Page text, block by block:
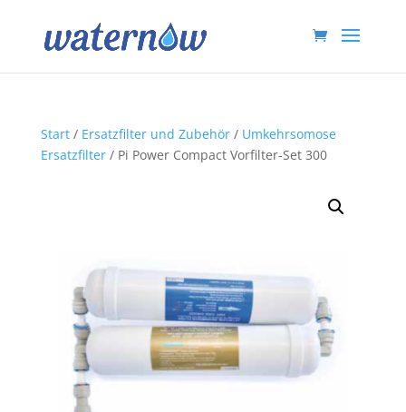
Start/ Ersatzfilter und Zubehör/ Umkehrsomose
Ersatzfilter/ Pi Power Compact Vorfilter-Set 300